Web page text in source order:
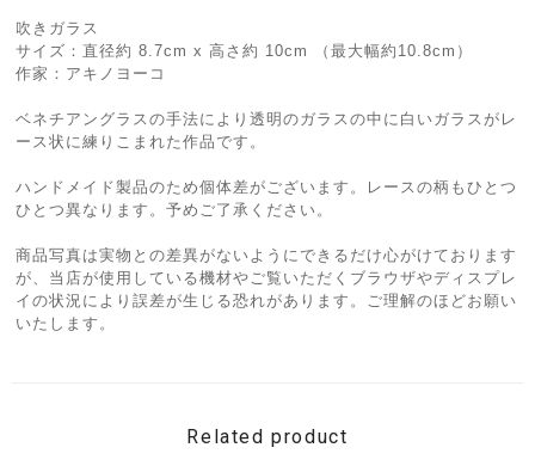
吹きガラス
サイズ：直径約 8.7cm x 高さ約 10cm （最大幅約10.8cm）
作家：アキノヨーコ
ベネチアングラスの手法により透明のガラスの中に白いガラスがレ
ース状に練りこまれた作品です。
ハンドメイド製品のため個体差がございます。レースの柄もひとつ
ひとつ異なります。予めご了承ください。
商品写真は実物との差異がないようにできるだけ心がけております
が、当店が使用している機材やご覧いただくブラウザやディスプレ
イの状況により誤差が生じる恐れがあります。ご理解のほどお願い
いたします。
Related product